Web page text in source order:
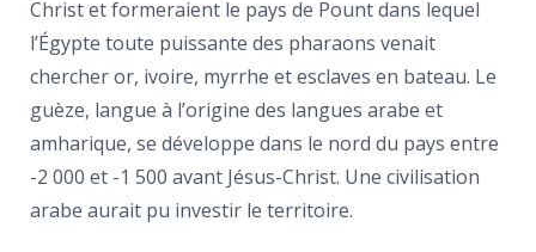
Christ et formeraient le pays de Pount dans lequel
l’Égypte toute puissante des pharaons venait
chercher or, ivoire, myrrhe et esclaves en bateau. Le
guèze, langue à l’origine des langues arabe et
amharique, se développe dans le nord du pays entre
-2 000 et -1 500 avant Jésus-Christ. Une civilisation
arabe aurait pu investir le territoire.